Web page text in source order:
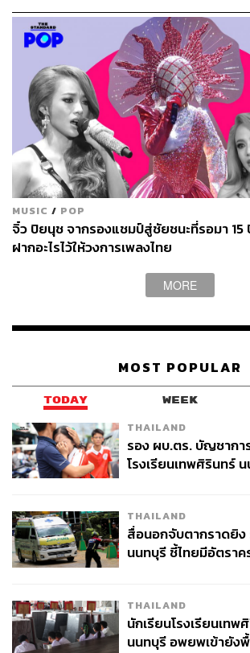
เพลงเสียงสะท้อน
พิสูจน์อักษร: ภาสิณี เพิ่มพันธุ์พงศ์
TAGS: นิว-นภัสสร ภูธรใจ จิ๋ว-ปิยนุช เสือจงพรู
ABOUT THE
อรัณย์ หนองพล
MUSIC / POP
จิ๋ว ปิยนุช จากรองแชมป์สู่ชัยชนะที่รอมา
ฝากอะไรไว้ให้วงการเพลงไทย
MORE
MOST POPULAR
TODAY WEEK
THAILAND
รอง ผบ.ตร. บัญชากา
โรงเรียนเทพศิรินทร์
THAILAND
สื่อนอกจับตากราดยิง
นนทบุรี ชี้ไทยมีอัตรา
THAILAND
นักเรียนโรงเรียนเทพ
นนทบุรี อพยพเข้ายัง